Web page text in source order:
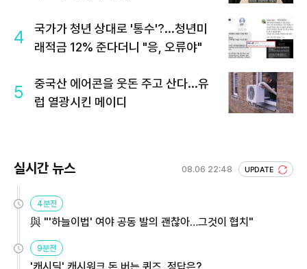
4
국가가 청년 상대로 '통수'?...청년미
래적금 12% 준다더니 "응, 오류야"
5
중국산 에어콘을 웃돈 주고 산다...유
럽 열광시킨 메이디
실시간 뉴스 08.06 22:48 UPDATE
4분전
與 "'하늘이법' 여야 공동 발의 괜찮아…그것이 협치"
9분전